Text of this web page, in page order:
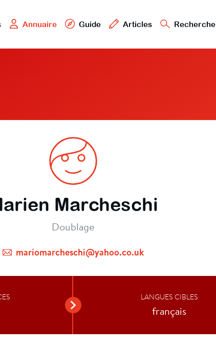
Annuaire Guide Articles Recherche
Marcheschi
Doublage
mariomarcheschi@yahoo.co.uk
LANGUES CIBLES
français